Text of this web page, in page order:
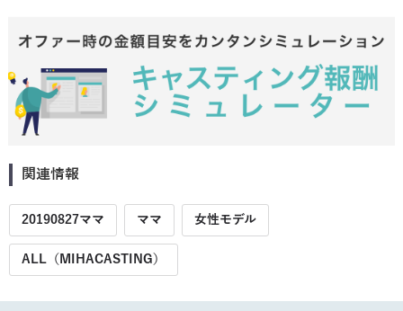
関連情報
20190827ママ ママ 女性モデル
ALL（MIHACASTING）